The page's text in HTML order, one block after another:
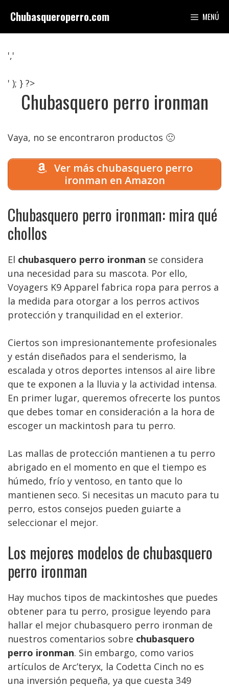
contenido
Chubasqueroperro.com MENÚ
','
' ); } ?>
Chubasquero perro ironman
Vaya, no se encontraron productos 🙁
Ver más chubasquero perro
ironman en Amazon
Chubasquero perro ironman: mira qué
chollos
El chubasquero perro ironman se considera
una necesidad para su mascota. Por ello,
Voyagers K9 Apparel fabrica ropa para perros a
la medida para otorgar a los perros activos
protección y tranquilidad en el exterior.
Ciertos son impresionantemente profesionales
y están diseñados para el senderismo, la
escalada y otros deportes intensos al aire libre
que te exponen a la lluvia y la actividad intensa.
En primer lugar, queremos ofrecerte los puntos
que debes tomar en consideración a la hora de
escoger un mackintosh para tu perro.
Las mallas de protección mantienen a tu perro
abrigado en el momento en que el tiempo es
húmedo, frío y ventoso, en tanto que lo
mantienen seco. Si necesitas un macuto para tu
perro, estos consejos pueden guiarte a
seleccionar el mejor.
Los mejores modelos de chubasquero
perro ironman
Hay muchos tipos de mackintoshes que puedes
obtener para tu perro, prosigue leyendo para
hallar el mejor chubasquero perro ironman de
nuestros comentarios sobre chubasquero
perro ironman. Sin embargo, como varios
artículos de Arc’teryx, la Codetta Cinch no es
una inversión pequeña, ya que cuesta 349